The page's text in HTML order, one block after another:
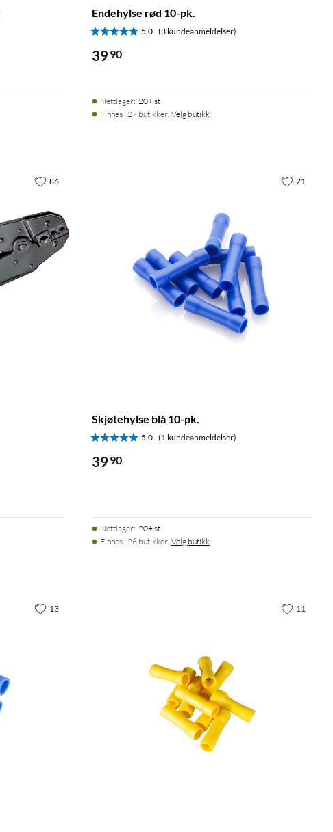
Endehylse rød 10-pk.
5.0 (3 kundeanmeldelser)
39 90
Nettlager: 20+ st
Finnes i 27 butikker. Velg butikk
86
Skjøtehylse blå 10-pk.
5.0 (1 kundeanmeldelser)
39 90
Nettlager: 20+ st
Finnes i 26 butikker. Velg butikk
21
13 11